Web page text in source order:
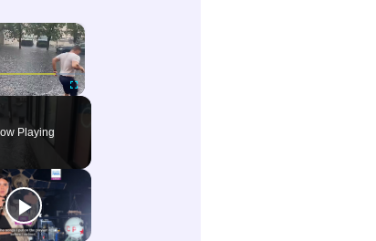
×
Fullscreen
Playing